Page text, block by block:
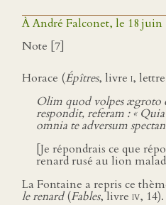
À André Falconet, le 18 juin
Note [7]
Horace (Épîtres, livre i, lettre
Olim quod volpes ægroto
respondit, referam : «
omnia te adversum
[Je répondrais ce que
renard rusé au lion
La Fontaine a repris ce
le renard(Fables, livre iv, 14).